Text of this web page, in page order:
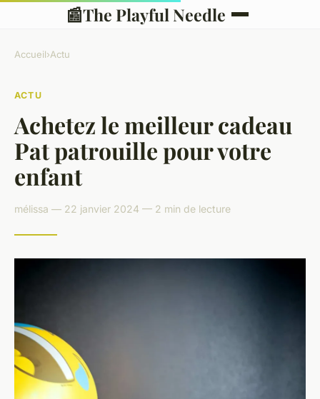
📰The Playful Needle
Accueil›Actu
ACTU
Achetez le meilleur cadeau
Pat patrouille pour votre
enfant
mélissa — 22 janvier 2024 — 2 min de lecture